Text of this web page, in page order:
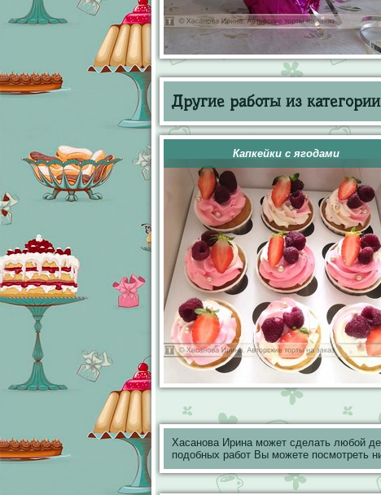
Другие работы из
Капкейки с ягодами
Хасанова Ирина может сделать любой
подобных работ Вы можете посмотреть